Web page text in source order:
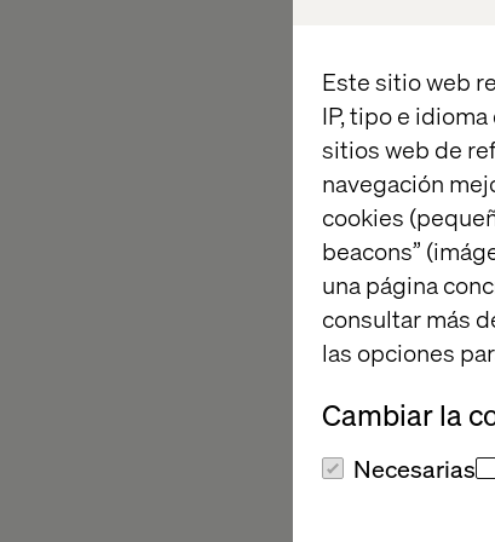
Este sitio web
IP, tipo e
sitios web de
navegación
cookies
beacons”
una página
consultar más
las opciones
Cambiar la
Necesarias
What
We’re offering
A clear
A practical
A stronger
Meet